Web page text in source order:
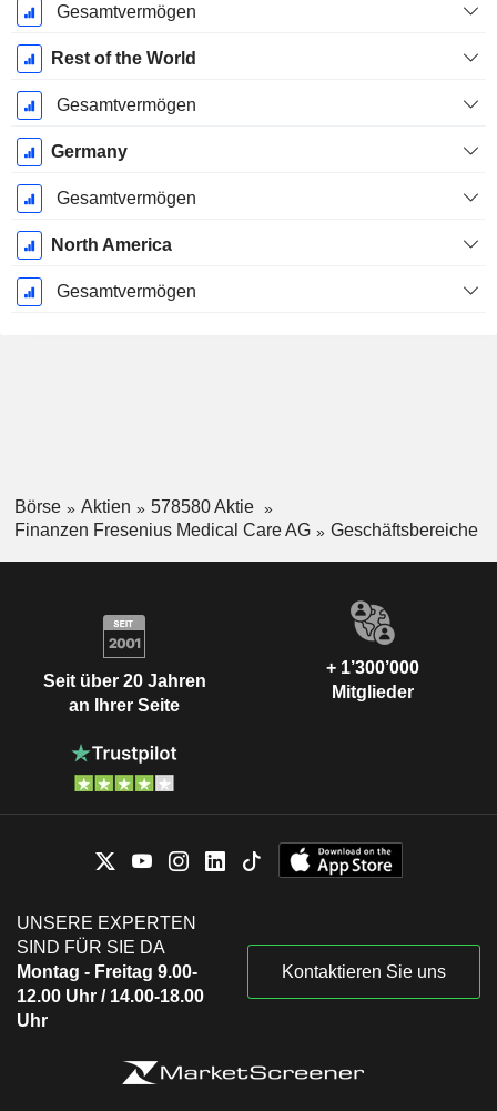
Dezember
Gesamtvermögen
Rest of the World
Gesamtvermögen
Germany
Gesamtvermögen
North America
Gesamtvermögen
Börse Aktien
578580 Aktie
Finanzen Fresenius Medical Care AG
Geschäftsbereiche
Seit über 20 Jahren
an Ihrer Seite
+ 1’300’000
Mitglieder
UNSERE EXPERTEN
SIND FÜR SIE DA
Montag - Freitag 9.00-
12.00 Uhr / 14.00-18.00
Uhr
Kontaktieren Sie uns